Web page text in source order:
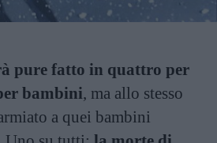
pure fatto in quattro per
bambini, ma allo stesso
a quei bambini